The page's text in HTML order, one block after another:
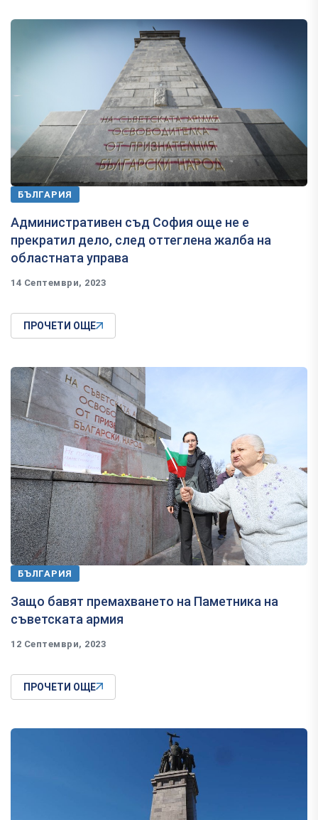
БЪЛГАРИЯ
Административен съд София още не е
прекратил дело, след оттеглена жалба на
областната управа
14 Септември, 2023
ПРОЧЕТИ ОЩЕ
БЪЛГАРИЯ
Защо бавят премахването на Паметника на
съветската армия
12 Септември, 2023
ПРОЧЕТИ ОЩЕ